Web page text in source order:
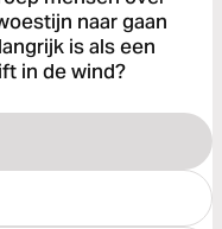
naar gaan
is als een
in de wind?